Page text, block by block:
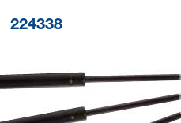
224338